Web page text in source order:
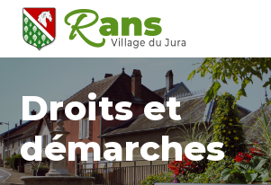
Droits et
démarches